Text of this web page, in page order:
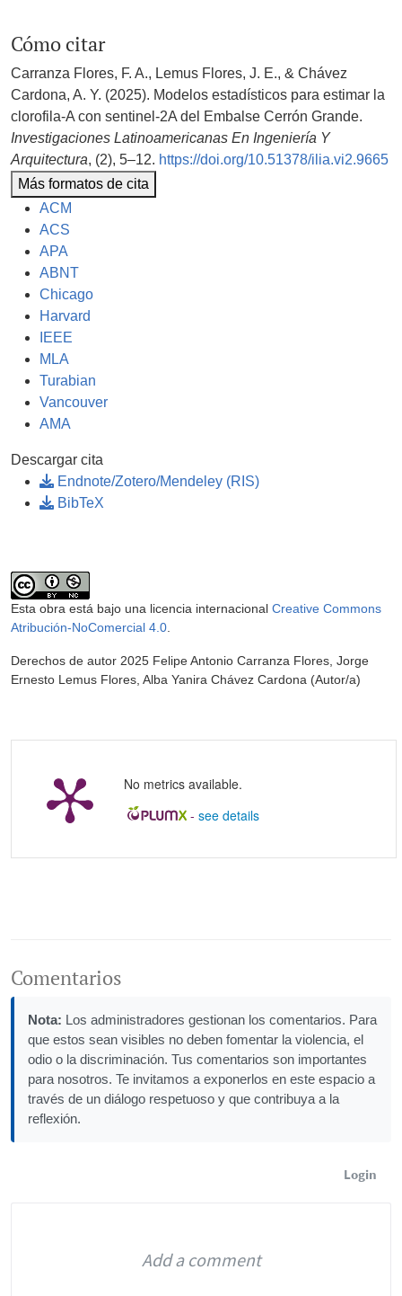
Cómo citar
Carranza Flores, F. A., Lemus Flores, J. E., & Chávez
Cardona, A. Y. (2025). Modelos estadísticos para estimar la
clorofila-A con sentinel-2A del Embalse Cerrón Grande.
Investigaciones Latinoamericanas En Ingeniería Y
Arquitectura, (2), 5–12. https://doi.org/10.51378/ilia.vi2.9665
Más formatos de cita
ACM
ACS
APA
ABNT
Chicago
Harvard
IEEE
MLA
Turabian
Vancouver
AMA
Descargar cita
Endnote/Zotero/Mendeley (RIS)
BibTeX
Esta obra está bajo una licencia internacional Creative Commons
Atribución-NoComercial 4.0
Derechos de autor 2025 Felipe Antonio Carranza Flores, Jorge
Ernesto Lemus Flores, Alba Yanira Chávez Cardona (Autor/a)
No metrics available.
- see details
Comentarios
Nota: Los administradores gestionan los comentarios. Para
que estos sean visibles no deben fomentar la violencia, el
odio o la discriminación. Tus comentarios son importantes
para nosotros. Te invitamos a exponerlos en este espacio a
través de un diálogo respetuoso y que contribuya a la
reflexión.
Login